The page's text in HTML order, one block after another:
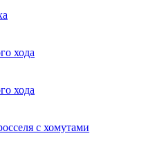
хода
хода
с хомутами